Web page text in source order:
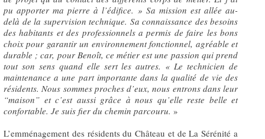
pu apporter ma pierre à l’édifice. » Sa mission est allée au-
delà de la supervision technique. Sa connaissance des besoins
des habitants et des professionnels a permis de faire les bons
choix pour garantir un environnement fonctionnel, agréable et
durable ; car, pour Benoît, ce métier est une passion qui prend
tout son sens quand elle sert les autres. « Le technicien de
maintenance a une part importante dans la qualité de vie des
résidents. Nous sommes proches d’eux, nous entrons dans leur
“maison” et c’est aussi grâce à nous qu’elle reste belle et
confortable. Je suis fier du chemin parcouru. »
L’emménagement des résidents du Château et de La Sérénité a